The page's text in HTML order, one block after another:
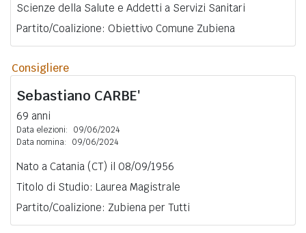
Scienze della Salute e Addetti a Servizi Sanitari
Partito/Coalizione: Obiettivo Comune Zubiena
Consigliere
Sebastiano CARBE'
69 anni
Data elezioni:
09/06/2024
Data nomina:
09/06/2024
Nato a Catania (CT) il 08/09/1956
Titolo di Studio: Laurea Magistrale
Partito/Coalizione: Zubiena per Tutti